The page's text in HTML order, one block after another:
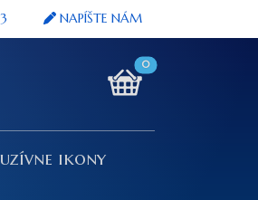
NAPÍŠTE NÁM
0
ikony